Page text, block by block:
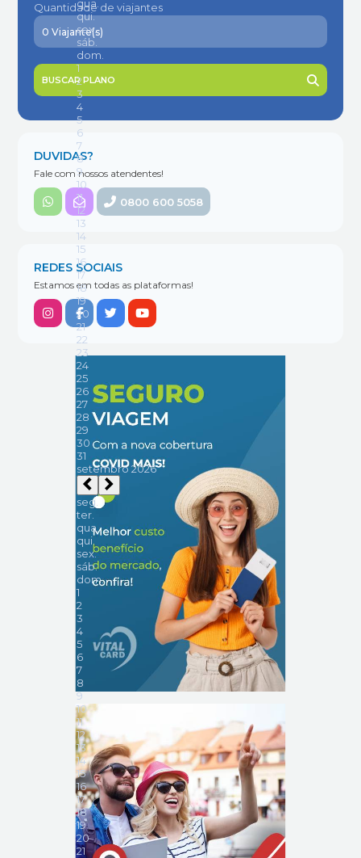
Quantidade de viajantes
BUSCAR PLANO
DUVIDAS?
Fale com nossos atendentes!
0800 600 5058
REDES SOCIAIS
Estamos em todas as plataformas!